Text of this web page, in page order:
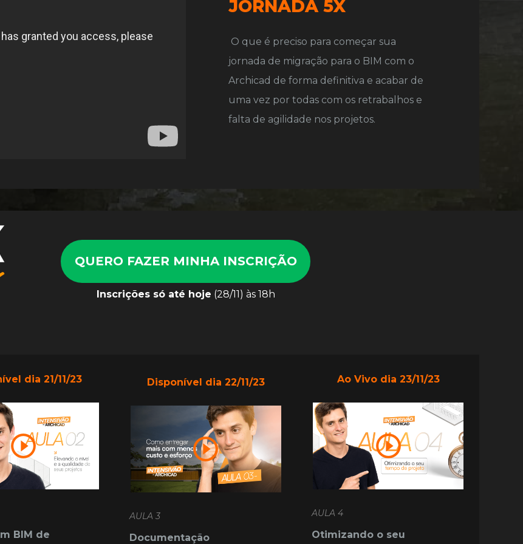
JORNADA 5X
jornada de migração para o BIM com o
Archicad de forma definitiva e acabar de
uma vez por todas com os retrabalhos e
falta de agilidade nos projetos.
Inscrições só até hoje (28/11) às 18h
QUERO FAZER MINHA INSCRIÇÃO
BIM de
dia 21/11/23
Documentação
AULA 3
Disponível dia 22/11/23
Otimizando o seu
AULA 4
Ao Vivo dia 23/11/23